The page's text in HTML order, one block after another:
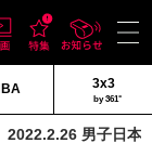
3x3
by 361°
2022.2.26 男子日本